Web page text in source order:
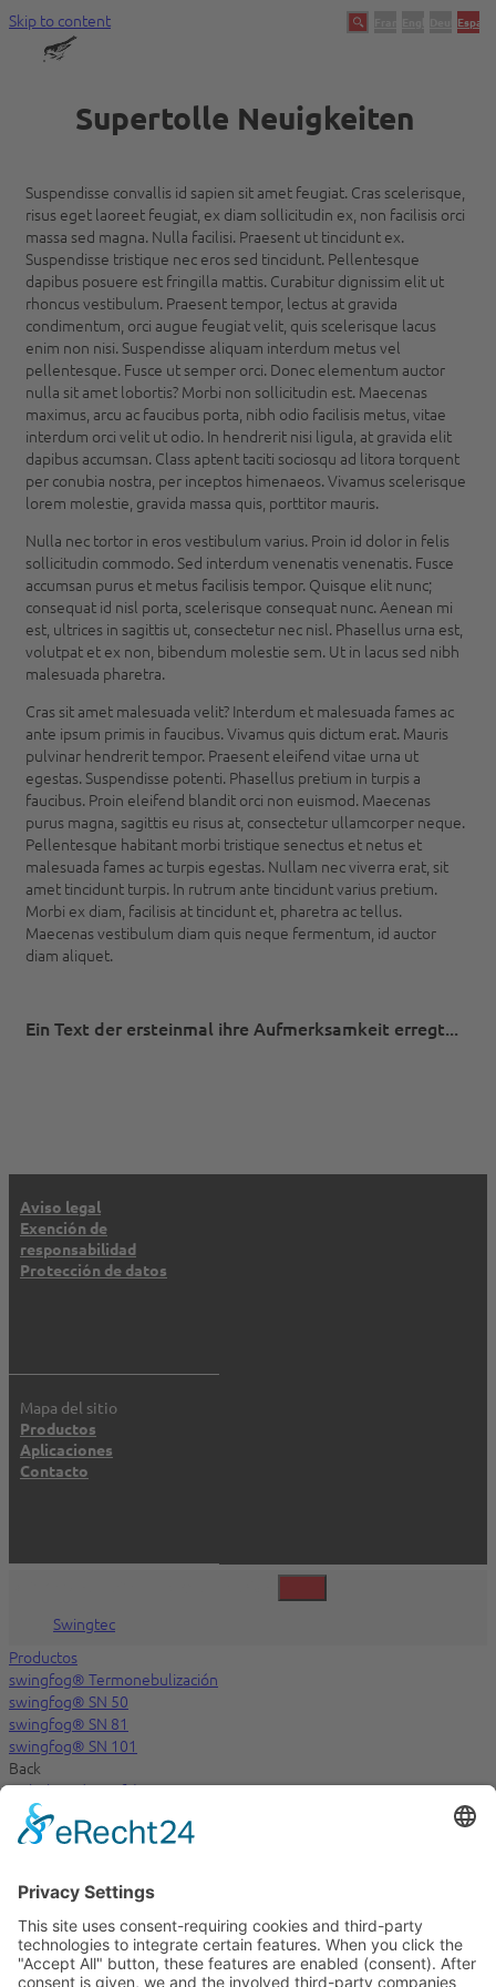
Skip to content
Swingtec
Ein Unternehmen mit Tradition
Deutsch
Supertolle Neuigkeiten
Suspendisse convallis id sapien sit amet feugiat. Cras scelerisque,
risus eget laoreet feugiat, ex diam sollicitudin ex, non facilisis orci
massa sed magna. Nulla facilisi. Praesent ut tincidunt ex.
Suspendisse tristique nec eros sed tincidunt. Pellentesque
dapibus posuere est fringilla mattis. Curabitur dignissim elit ut
rhoncus vestibulum. Praesent tempor, lectus at gravida
condimentum, orci augue feugiat velit, quis scelerisque lacus
enim non nisi. Suspendisse aliquam interdum metus vel
pellentesque. Fusce ut semper orci. Donec elementum auctor
nulla sit amet lobortis? Morbi non sollicitudin est. Maecenas
maximus, arcu ac faucibus porta, nibh odio facilisis metus, vitae
interdum orci velit ut odio. In hendrerit nisi ligula, at gravida elit
dapibus accumsan. Class aptent taciti sociosqu ad litora torquent
per conubia nostra, per inceptos himenaeos. Vivamus scelerisque
lorem molestie, gravida massa quis, porttitor mauris.
Nulla nec tortor in eros vestibulum varius. Proin id dolor in felis
sollicitudin commodo. Sed interdum venenatis venenatis. Fusce
accumsan purus et metus facilisis tempor. Quisque elit nunc;
consequat id nisl porta, scelerisque consequat nunc. Aenean mi
est, ultrices in sagittis ut, consectetur nec nisl. Phasellus urna est,
volutpat et ex non, bibendum molestie sem. Ut in lacus sed nibh
malesuada pharetra.
Cras sit amet malesuada velit? Interdum et malesuada fames ac
ante ipsum primis in faucibus. Vivamus quis dictum erat. Mauris
pulvinar hendrerit tempor. Praesent eleifend vitae urna ut
egestas. Suspendisse potenti. Phasellus pretium in turpis a
faucibus. Proin eleifend blandit orci non euismod. Maecenas
purus magna, sagittis eu risus at, consectetur ullamcorper neque.
Pellentesque habitant morbi tristique senectus et netus et
malesuada fames ac turpis egestas. Nullam nec viverra erat, sit
amet tincidunt turpis. In rutrum ante tincidunt varius pretium.
Morbi ex diam, facilisis at tincidunt et, pharetra ac tellus.
Maecenas vestibulum diam quis neque fermentum, id auctor
diam aliquet.
Ein Text der ersteinmal ihre Aufmerk­samkeit erregt...
Aviso legal
Exención de
responsabilidad
Protección de datos
Mapa del sitio
Productos
Aplicaciones
Contacto
Swingtec
Productos
swingfog® Termonebulización
swingfog® SN 50
swingfog® SN 81
swingfog® SN 101
Back
Nebulización en frío
De gasolina
fontan® Portastar S 50
Kaltnebel elektrisch ES
fontan® Starlet
fontan® Compactstar
fontan® Turbostar / fontan® Twinstar